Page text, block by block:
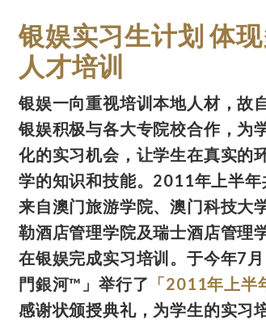
银娱实习生计划 体
人才培训
银娱一向重视培训本地人材，故
银娱积极与各大专院校合作，为
化的实习机会，让学生在真实的
学的知识和技能。2011年上半
来自澳门旅游学院、澳门科技大
勒酒店管理学院及瑞士酒店管理
在银娱完成实习培训。于今年7
門銀河™」举行了 「2011年上半
感谢状颁授典礼，为学生的实习